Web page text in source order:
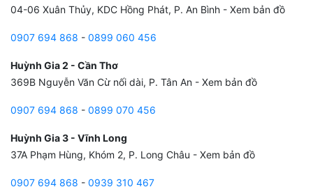
04-06 Xuân Thủy, KDC Hồng Phát, P. An Bình - Xem bản đồ
0907 694 868 - 0899 060 456
Huỳnh Gia 2 - Cần Thơ
369B Nguyễn Văn Cừ nối dài, P. Tân An - Xem bản đồ
0907 694 868 - 0899 070 456
Huỳnh Gia 3 - Vĩnh Long
37A Phạm Hùng, Khóm 2, P. Long Châu - Xem bản đồ
0907 694 868 - 0939 310 467